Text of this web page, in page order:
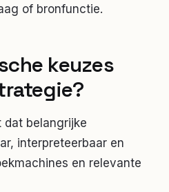
of bronfunctie.
keuzes
dat belangrijke
interpreteerbaar en
en relevante